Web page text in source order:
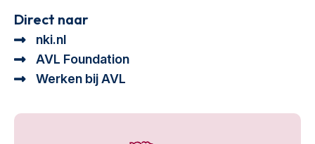
Direct naar
nki.nl
AVL Foundation
Werken bij AVL